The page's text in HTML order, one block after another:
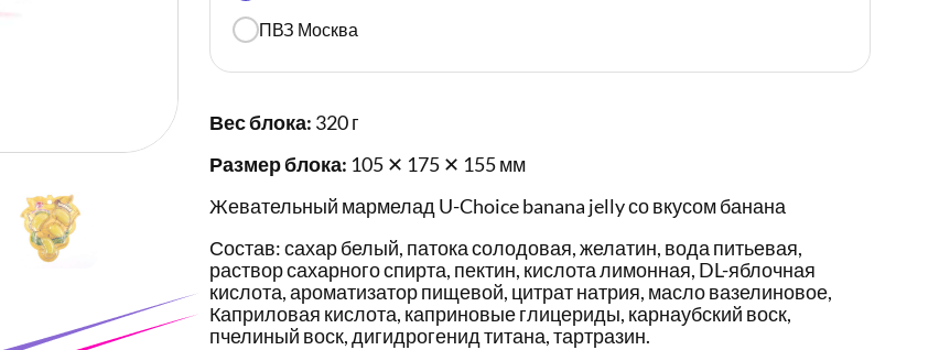
ПВЗ Москва
Вес блока: 320 г
Размер блока: 105 ✕ 175 ✕ 155 мм
Жевательный мармелад U-Choice banana jelly со вкусом банана
Состав: сахар белый, патока солодовая, желатин, вода питьевая,
раствор сахарного спирта, пектин, кислота лимонная, DL-яблочная
кислота, ароматизатор пищевой, цитрат натрия, масло вазелиновое,
Каприловая кислота, каприновые глицериды, карнаубский воск,
пчелиный воск, дигидрогенид титана, тартразин.